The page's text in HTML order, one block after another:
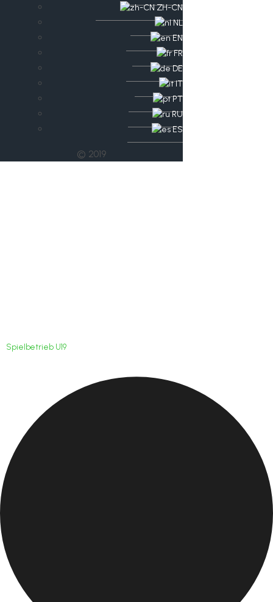
ZH-CN
NL
EN
FR
DE
IT
PT
RU
ES
© 2019
Spielbetrieb U19